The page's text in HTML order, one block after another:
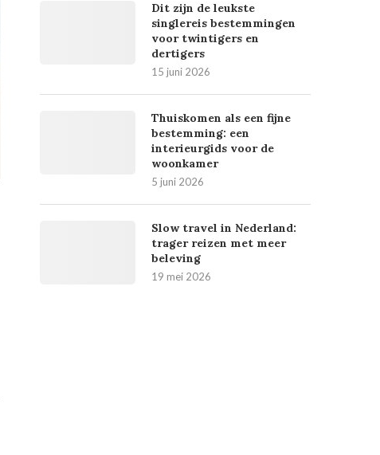
Dit zijn de leukste
singlereis bestemmingen
voor twintigers en
dertigers
15 juni 2026
Thuiskomen als een fijne
bestemming: een
interieurgids voor de
woonkamer
5 juni 2026
Slow travel in Nederland:
trager reizen met meer
beleving
19 mei 2026